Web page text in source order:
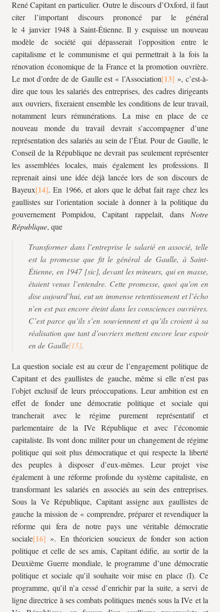
René Capitant en particulier. Outre le discours d’Oxford, il faut
citer l’important discours prononcé par le général
le 4 janvier 1948 à Saint-Étienne. Il y esquisse un nouveau
modèle de société qui dépasserait l’opposition entre le
capitalisme et le communisme et qui permettrait à la fois la
rénovation économique de la France et la promotion ouvrière.
Le mot d’ordre de de Gaulle est « l’Association
», c’est-à-
dire que tous les salariés des entreprises, des cadres dirigeants
aux ouvriers, fixeraient ensemble les conditions de leur travail,
notamment leurs rémunérations. La mise en place de ce
nouveau monde du travail devrait s’accompagner d’une
représentation des salariés au sein de l’État. Pour de Gaulle, le
Conseil de la République ne devrait pas seulement représenter
les assemblées locales, mais également les professions. Il
reprenait ainsi une idée déjà lancée lors de son discours de
Bayeux
. En 1966, et alors que le débat fait rage chez les
gaullistes sur l’orientation sociale à donner à la politique du
gouvernement Pompidou, Capitant rappelait, dans Notre
République, que
Transformer dans l’entreprise le salarié en associé, telle
est la promesse que fit le général de Gaulle, à Saint-
Étienne, en 1947 [sic], devant les mineurs, qui en masse,
étaient venus l’entendre. Cette promesse, quoi qu’on en
dise aujourd’hui, eut un immense retentissement et l’écho
n’en est pas encore éteint dans les consciences ouvrières.
C’est parce qu’ils s’en souviennent et qu’ils croient à sa
réalisation que tant d’ouvriers mettent encore leur espoir
en de Gaulle
.
La question sociale est au cœur de l’engagement politique de
Capitant et des gaullistes de gauche, même si elle n’est pas
l’objet exclusif de leurs préoccupations. Leur ambition est en
effet de fonder une démocratie politique et sociale qui
trancherait avec le régime purement représentatif et
parlementaire de la IVe République et avec l’économie
capitaliste. Ils vont donc militer pour un changement de régime
politique qui soit plus démocratique et qui respecte la liberté
des peuples à disposer d’eux-mêmes. Leur projet vise
également à une réforme profonde du système capitaliste, en
transformant les salariés en associés au sein des entreprises.
Sous la Ve République, Capitant assigne aux gaullistes de
gauche la mission de « comprendre, préparer et revendiquer la
réforme qui fera de notre pays une véritable démocratie
sociale
». En théoricien soucieux de fonder son action
politique et celle de ses amis, Capitant édifie, au sortir de la
Deuxième Guerre mondiale, le programme d’une démocratie
politique et sociale qu’il souhaite voir mise en place (I). Ce
programme, qu’il n’a cessé d’enrichir par la suite, a servi de
ligne directrice à ses combats politiques menés sous la IVe et la